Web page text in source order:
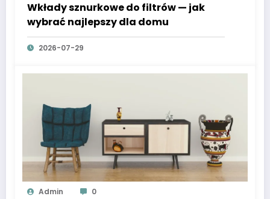
Wkłady sznurkowe do filtrów — jak
wybrać najlepszy dla domu
2026-07-29
Admin 0